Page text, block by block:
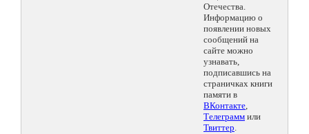
Отечества.
Информацию о
появлении новых
сообщений на
сайте можно
узнавать,
подписавшись на
страничках книги
памяти в
ВКонтакте,
Телеграмм или
Твиттер.